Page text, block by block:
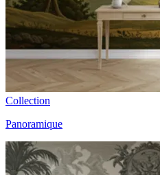
Collection
Panoramique